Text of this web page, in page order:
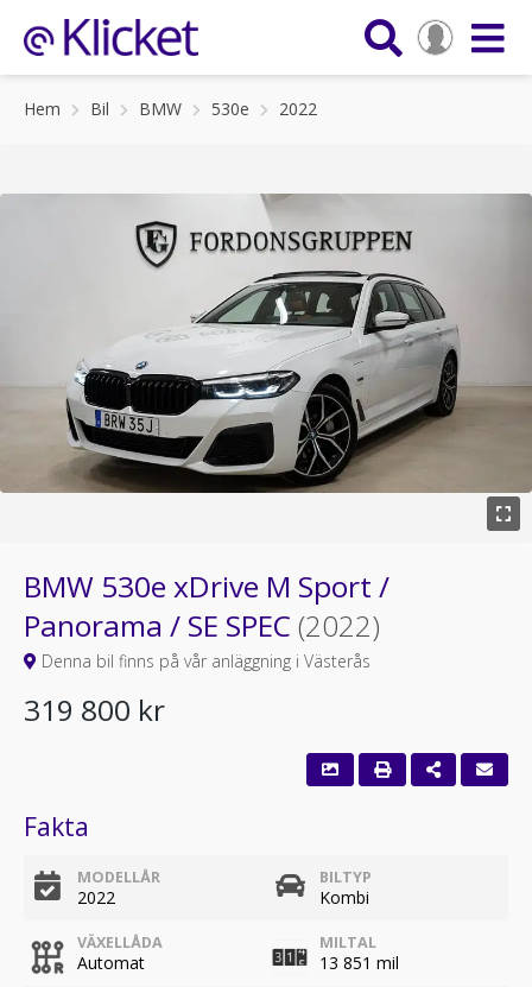
Hem Bil BMW 530e 2022
BMW 530e xDrive M Sport /
Panorama / SE SPEC (2022)
Denna bil finns på vår anläggning i Västerås
319 800 kr
Fakta
MODELLÅR
2022
BILTYP
Kombi
VÄXELLÅDA
Automat
MILTAL
13 851 mil